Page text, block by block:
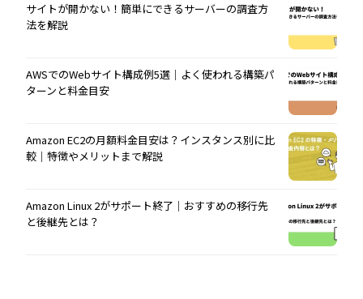
サイトが開かない！簡単にできるサーバーの調査方
法を解説
AWSでのWebサイト構成例5選｜よく使われる構築パ
ターンと料金目安
Amazon EC2の月額料金目安は？インスタンス別に比
較｜特徴やメリットまで解説
Amazon Linux 2がサポート終了｜おすすめの移行先
と後継先とは？